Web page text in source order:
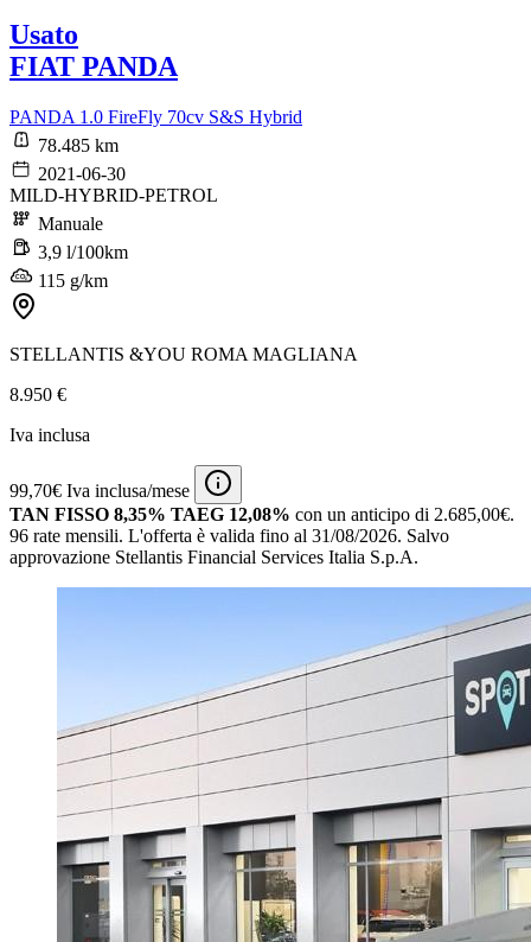
Usato
FIAT PANDA
PANDA 1.0 FireFly 70cv S&S Hybrid
78.485 km
2021-06-30
MILD-HYBRID-PETROL
Manuale
3,9 l/100km
115 g/km
STELLANTIS &YOU ROMA MAGLIANA
8.950 €
Iva inclusa
99,70€ Iva inclusa/mese
TAN FISSO 8,35% TAEG 12,08% con un anticipo di 2.685,00€.
96 rate mensili. L'offerta è valida fino al 31/08/2026. Salvo
approvazione Stellantis Financial Services Italia S.p.A.